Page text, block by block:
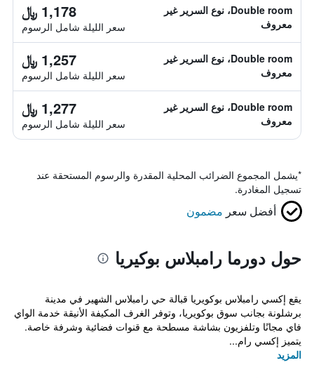
Double room، نوع السرير غير
معروف
1,178 ﷼
سعر الليلة شامل الرسوم
Double room، نوع السرير غير
معروف
1,257 ﷼
سعر الليلة شامل الرسوم
Double room، نوع السرير غير
معروف
1,277 ﷼
سعر الليلة شامل الرسوم
*يشمل المجموع الضرائب المحلية المقدرة والرسوم المستحقة عند
تسجيل المغادرة.
أفضل سعر مضمون
حول دورما رامبلاس بوكيريا
يقع إكسي رامبلاس بوكويريا قبالة حي رامبلاس الشهير في مدينة
برشلونة بجانب سوق بوكويريا، وتوفر الغرف المكيفة الأنيقة خدمة الواي
فاي مجانًا وتلفزيون بشاشة مسطحة مع قنوات فضائية وشرفة خاصة.
يتميز إكسي رام...
المزيد